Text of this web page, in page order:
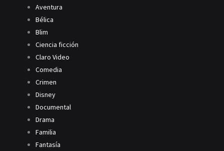
Aventura
Bélica
Blim
Ciencia ficción
Claro Video
Comedia
Crimen
Disney
Documental
Drama
Familia
Fantasía